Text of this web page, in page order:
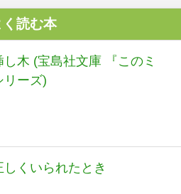
読む本
木 (宝島社文庫 『このミ
リーズ)
くいられたとき